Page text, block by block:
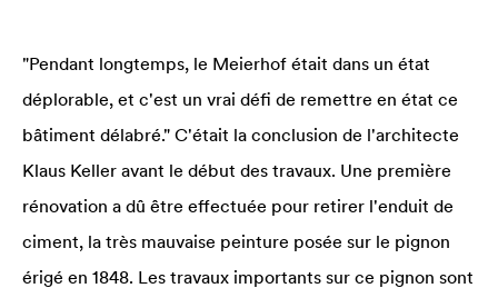
"Pendant longtemps, le Meierhof était dans un état
déplorable, et c'est un vrai défi de remettre en état ce
bâtiment délabré." C'était la conclusion de l'architecte
Klaus Keller avant le début des travaux. Une première
rénovation a dû être effectuée pour retirer l'enduit de
ciment, la très mauvaise peinture posée sur le pignon
érigé en 1848. Les travaux importants sur ce pignon sont